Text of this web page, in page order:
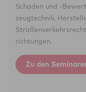
Schaden und -
zeug­technik,
richtungen.
Zu den